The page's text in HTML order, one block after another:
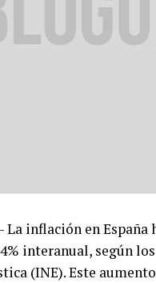
La inflación en
interanual, según
(INE). Este